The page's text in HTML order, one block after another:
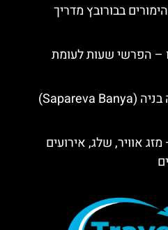
בבורובץ מדריך
– הפרשי שעות לעומת
בריכות תרמיות בספארבה בניה (Sapareva Banya)
אוויר, שלג, אירועים